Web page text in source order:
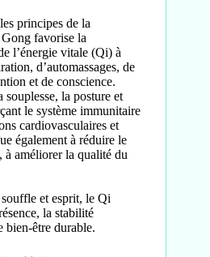
principes de la
favorise la
l’énergie vitale (Qi) à
d’automassages, de
et de conscience.
la posture et
le système immunitaire
cardiovasculaires et
également à réduire le
à améliorer la qualité du
et esprit, le Qi
la stabilité
bien-être durable.